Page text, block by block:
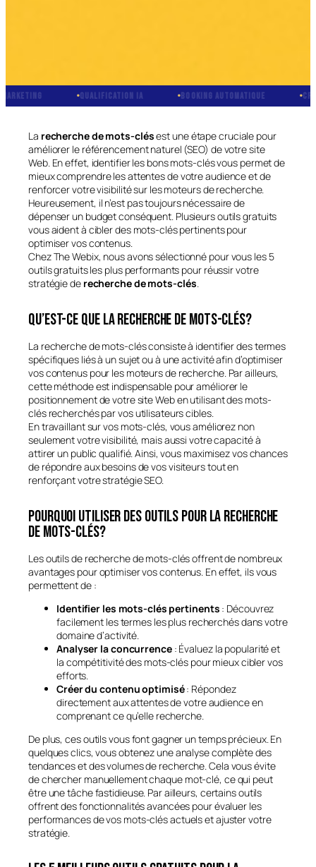
QUALIFICATION IA BOOKING AUTOMATIQUE CRM
La recherche de mots-clésest une étape cruciale pour
améliorer le référencement naturel (SEO) de votre site
Web. En effet, identifier les bons mots-clés vous permet de
mieux comprendre les attentes de votre audience et de
renforcer votre visibilité sur les moteurs de recherche.
Heureusement, il n’est pas toujours nécessaire de
dépenser un budget conséquent. Plusieurs outils gratuits
vous aident à cibler des mots-clés pertinents pour
optimiser vos contenus.
Chez The Webix, nous avons sélectionné pour vous les 5
outils gratuits les plus performants pour réussir votre
stratégie de recherche de mots-clés.
Qu’est-ce que la recherche de mots-clés?
La recherche de mots-clés consiste à identifier des termes
spécifiques liés à un sujet ou à une activité afin d’optimiser
vos contenus pour les moteurs de recherche. Par ailleurs,
cette méthode est indispensable pour améliorer le
positionnement de votre site Web en utilisant des mots-
clés recherchés par vos utilisateurs cibles.
En travaillant sur vos mots-clés, vous améliorez non
seulement votre visibilité, mais aussi votre capacité à
attirer un public qualifié. Ainsi, vous maximisez vos chances
de répondre aux besoins de vos visiteurs tout en
renforçant votre stratégie SEO.
Pourquoi utiliser des outils pour la recherche
de mots-clés?
Les outils de recherche de mots-clés offrent de nombreux
avantages pour optimiser vos contenus. En effet, ils vous
permettent de :
Identifier les mots-clés pertinents : Découvrez
facilement les termes les plus recherchés dans votre
domaine d’activité.
Analyser la concurrence: Évaluez la popularité et
la compétitivité des mots-clés pour mieux cibler vos
efforts.
Créer du contenu optimisé: Répondez
directement aux attentes de votre audience en
comprenant ce qu’elle recherche.
De plus, ces outils vous font gagner un temps précieux. En
quelques clics, vous obtenez une analyse complète des
tendances et des volumes de recherche. Cela vous évite
de chercher manuellement chaque mot-clé, ce qui peut
être une tâche fastidieuse. Par ailleurs, certains outils
offrent des fonctionnalités avancées pour évaluer les
performances de vos mots-clés actuels et ajuster votre
stratégie.